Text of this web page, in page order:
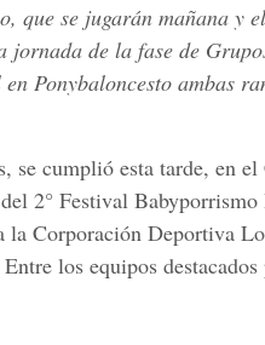
que se jugarán mañana y
jornada de la fase de
Ponybaloncesto ambas
se cumplió esta tarde, en
2° Festival
Corporación Deportiva
los equipos